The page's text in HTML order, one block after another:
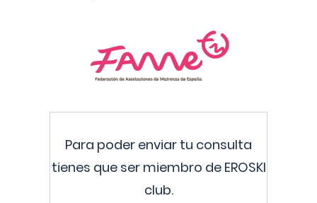
Para poder enviar tu consulta
tienes que ser miembro de EROSKI
club.